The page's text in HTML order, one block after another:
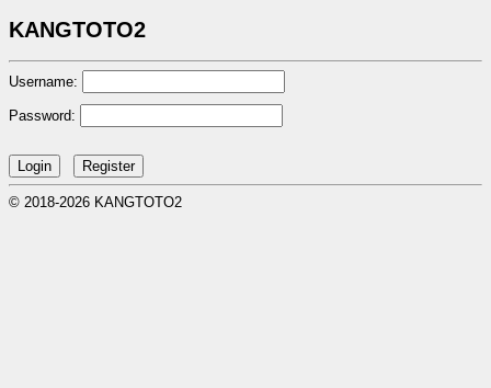
KANGTOTO2
Username:
Password:
© 2018-2026 KANGTOTO2